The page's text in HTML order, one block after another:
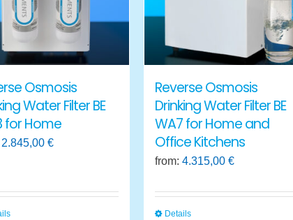
Osmosis
Water Filter BE
for Home
2.845,00 €
Reverse Osmosis
Drinking Water Filter BE
WA7 for Home and
Office Kitchens
from: 4.315,00 €
Details